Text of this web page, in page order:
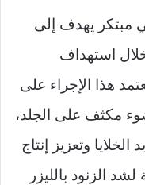
مبتكر يهدف إلى
استهداف
هذا الإجراء على
مكثف على الجلد،
وتعزيز إنتاج
الزنود بالليزر